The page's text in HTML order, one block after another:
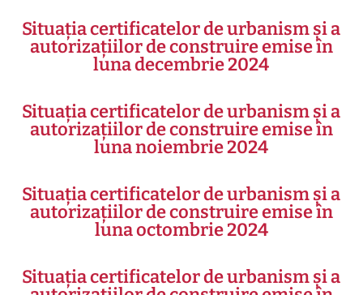
Situația certificatelor de urbanism și a
autorizațiilor de construire emise în
luna decembrie 2024
Situația certificatelor de urbanism și a
autorizațiilor de construire emise în
luna noiembrie 2024
Situația certificatelor de urbanism și a
autorizațiilor de construire emise în
luna octombrie 2024
Situația certificatelor de urbanism și a